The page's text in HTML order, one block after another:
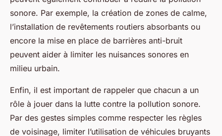
sonore. Par exemple, la création de zones de calme,
l’installation de revêtements routiers absorbants ou
encore la mise en place de barrières anti-bruit
peuvent aider à limiter les nuisances sonores en
milieu urbain.
Enfin, il est important de rappeler que chacun a un
rôle à jouer dans la lutte contre la pollution sonore.
Par des gestes simples comme respecter les règles
de voisinage, limiter l’utilisation de véhicules bruyants